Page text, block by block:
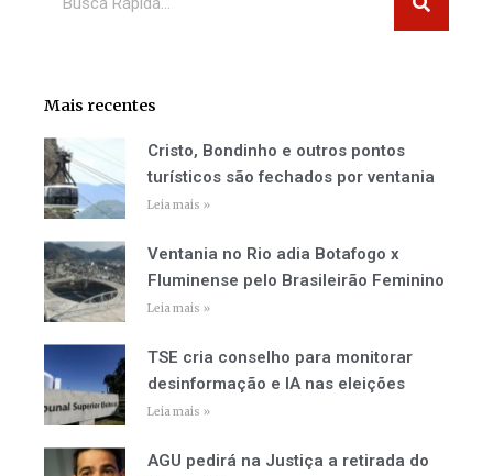
Mais recentes
Cristo, Bondinho e outros pontos
turísticos são fechados por ventania
Leia mais »
Ventania no Rio adia Botafogo x
Fluminense pelo Brasileirão Feminino
Leia mais »
TSE cria conselho para monitorar
desinformação e IA nas eleições
Leia mais »
AGU pedirá na Justiça a retirada do